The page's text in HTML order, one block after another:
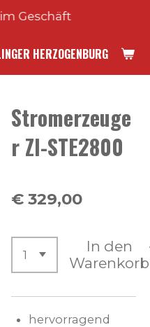
HERZOGENBURG
Geschäft
Stromerzeuge
r ZI-STE2800
€ 329,00
In den
Warenkorb
hervorragend